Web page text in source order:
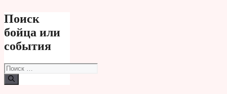
Поиск
бойца или
события
Поиск: